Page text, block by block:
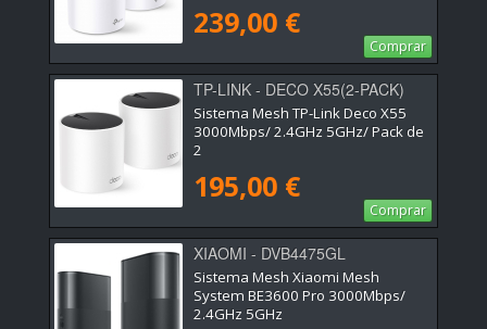
239,00 €
Comprar
TP-LINK - DECO X55(2-PACK)
Sistema Mesh TP-Link Deco X55
3000Mbps/ 2.4GHz 5GHz/ Pack de
2
195,00 €
Comprar
XIAOMI - DVB4475GL
Sistema Mesh Xiaomi Mesh
System BE3600 Pro 3000Mbps/
2.4GHz 5GHz